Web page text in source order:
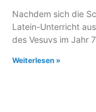
Nachdem sich die
Latein-Unterricht
des Vesuvs im Jahr
Weiterlesen »